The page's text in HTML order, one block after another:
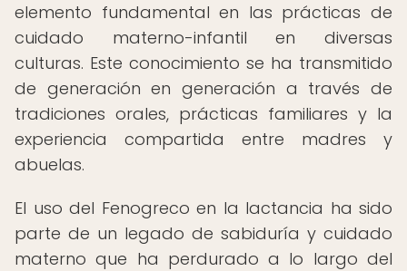
elemento fundamental en las prácticas de
cuidado materno-infantil en diversas
culturas. Este conocimiento se ha transmitido
de generación en generación a través de
tradiciones orales, prácticas familiares y la
experiencia compartida entre madres y
abuelas.
El uso del Fenogreco en la lactancia ha sido
parte de un legado de sabiduría y cuidado
materno que ha perdurado a lo largo del